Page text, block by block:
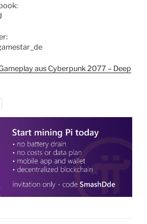
aus Cyberpunk 2077 – Deep